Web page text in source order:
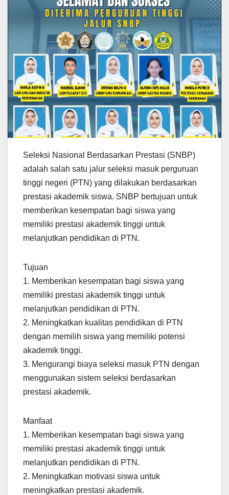
Seleksi Nasional Berdasarkan Prestasi (SNBP)
adalah salah satu jalur seleksi masuk perguruan
tinggi negeri (PTN) yang dilakukan berdasarkan
prestasi akademik siswa. SNBP bertujuan untuk
memberikan kesempatan bagi siswa yang
memiliki prestasi akademik tinggi untuk
melanjutkan pendidikan di PTN.
Tujuan
1. Memberikan kesempatan bagi siswa yang
memiliki prestasi akademik tinggi untuk
melanjutkan pendidikan di PTN.
2. Meningkatkan kualitas pendidikan di PTN
dengan memilih siswa yang memiliki potensi
akademik tinggi.
3. Mengurangi biaya seleksi masuk PTN dengan
menggunakan sistem seleksi berdasarkan
prestasi akademik.
Manfaat
1. Memberikan kesempatan bagi siswa yang
memiliki prestasi akademik tinggi untuk
melanjutkan pendidikan di PTN.
2. Meningkatkan motivasi siswa untuk
meningkatkan prestasi akademik.